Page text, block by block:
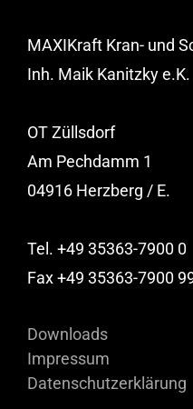
MAXIKraft Kran- und
Inh. Maik Kanitzky e.K.
OT Züllsdorf
Am Pechdamm 1
04916 Herzberg / E.
Tel. +49 35363-7900 0
Fax +49 35363-7900
Downloads
Impressum
Datenschutzerklärung